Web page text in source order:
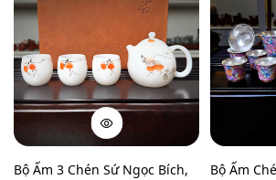
Bộ Ấm 3 Chén Sứ Ngọc Bích,
Bộ Ấm